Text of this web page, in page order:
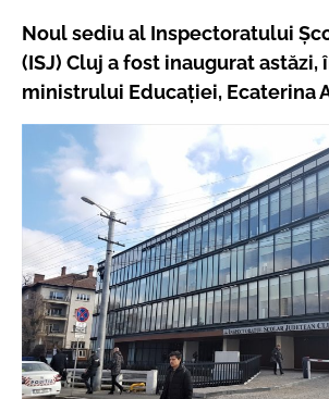
Noul sediu al Inspectoratului
(ISJ) Cluj a fost inaugurat astăzi,
ministrului Educației, Ecaterina